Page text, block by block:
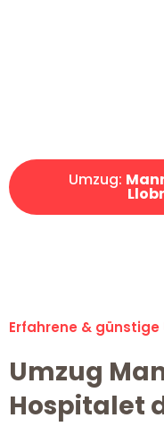
Umzug:
Erfahrene &
Umzug
Hospitalet